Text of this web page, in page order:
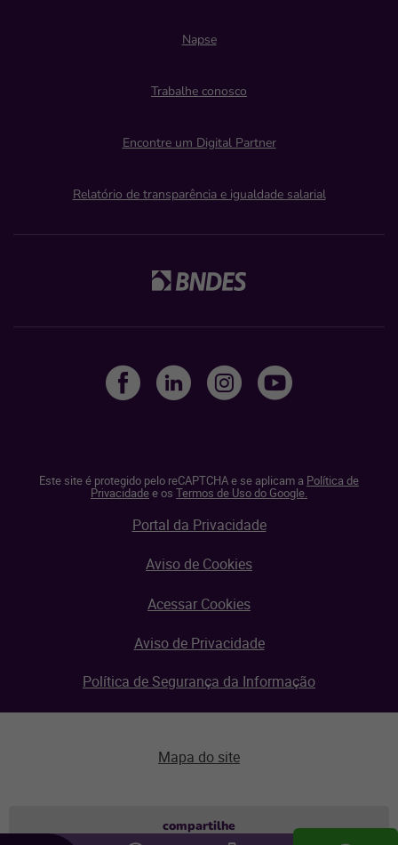
compartilhe
Napse
Trabalhe conosco
Encontre um Digital Partner
Relatório de transparência e igualdade salarial
Este site é protegido pelo reCAPTCHA e se aplicam a Política de
Privacidadee os Termos de Uso do Google.
Portal da Privacidade
Aviso de Cookies
Acessar Cookies
Aviso de Privacidade
Política de Segurança da Informação
Mapa do site